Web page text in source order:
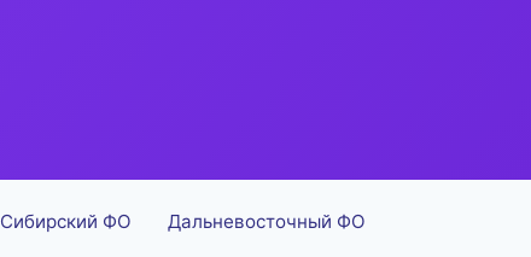
Сибирский ФО Дальневосточный ФО